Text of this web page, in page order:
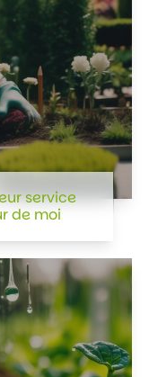
service
de moi